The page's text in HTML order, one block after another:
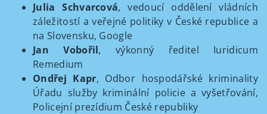
Julia Schvarcová, vedoucí oddělení vládních
záležitostí a veřejné politiky v České republice a
na Slovensku, Google
Jan Vobořil, výkonný ředitel Iuridicum
Remedium
Ondřej Kapr, Odbor hospodářské kriminality
Úřadu služby kriminální policie a vyšetřování,
Policejní prezídium České republiky